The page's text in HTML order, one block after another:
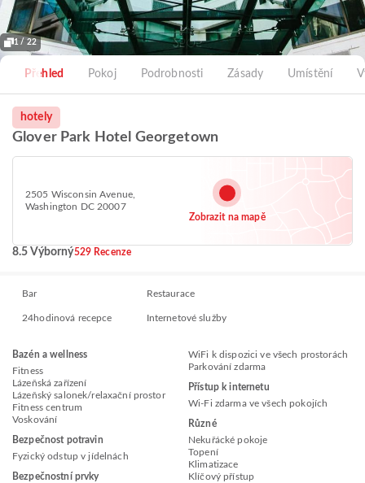
1 / 22
Přehled Pokoj Podrobnosti Zásady Umístění
hotely
Glover Park Hotel Georgetown
2505 Wisconsin Avenue,
Washington DC 20007
Zobrazit na mapě
8.5 Výborný529 Recenze
Bar Restaurace
24hodinová recepce Internetové služby
Bazén a wellness
Fitness
Lázeňská zařízení
Lázeňský salonek/relaxační prostor
Fitness centrum
Voskování
Bezpečnost potravin
Fyzický odstup v jídelnách
Bezpečnostní prvky
WiFi k dispozici ve všech prostorách
Parkování zdarma
Přístup k internetu
Wi-Fi zdarma ve všech pokojích
Různé
Nekuřácké pokoje
Topení
Klimatizace
Klíčový přístup